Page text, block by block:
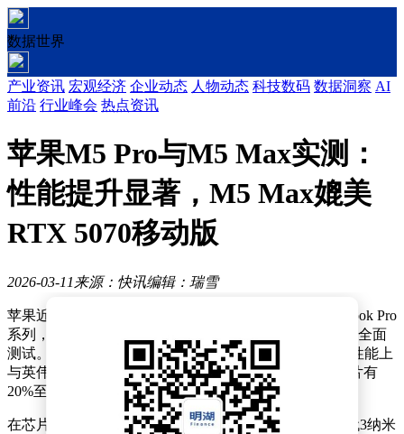
数据世界
产业资讯 宏观经济 企业动态 人物动态 科技数码 数据洞察 AI
前沿 行业峰会 热点资讯
苹果M5 Pro与M5 Max实测：
性能提升显著，M5 Max媲美
RTX 5070移动版
2026-03-11 来源：快讯编辑：瑞雪
苹果近日推出了搭载新款M5 Pro与M5 Max芯片的MacBook Pro
系列，Notebookcheck针对这两款芯片的GPU性能展开了全面
测试。测试结果显示，40核版本的M5 Max GPU在综合性能上
与英伟达RTX 5070移动版不相上下，较前代M4 Max芯片有
20%至30%的性能提升。
在芯片架构方面，M5 Pro与M5 Max均采用台积电第三代3纳米